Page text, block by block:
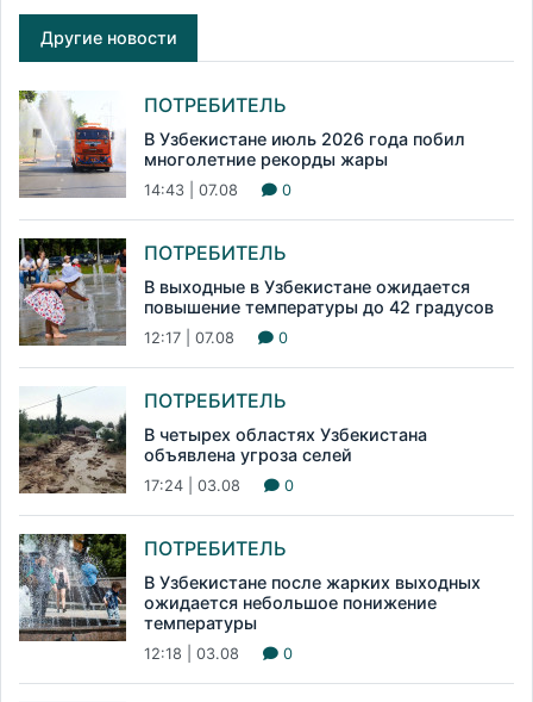
Другие новости
ПОТРЕБИТЕЛЬ
В Узбекистане июль 2026 года побил
многолетние рекорды жары
14:43 | 07.08 0
ПОТРЕБИТЕЛЬ
В выходные в Узбекистане ожидается
повышение температуры до 42 градусов
12:17 | 07.08 0
ПОТРЕБИТЕЛЬ
В четырех областях Узбекистана
объявлена угроза селей
17:24 | 03.08 0
ПОТРЕБИТЕЛЬ
В Узбекистане после жарких выходных
ожидается небольшое понижение
температуры
12:18 | 03.08 0